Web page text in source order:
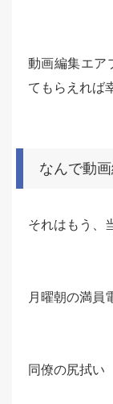
動画編集エア
てもらえれば
なんで動
それはもう、
月曜朝の満員
同僚の尻拭い